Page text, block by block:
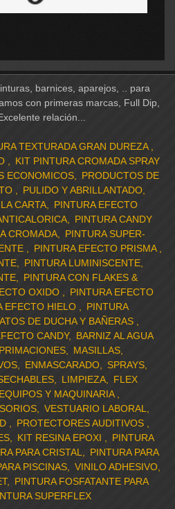
barnices, aparejos, .. para
con primeras marcas, Full Dip,
relación...
TEXTURADA GRAN DUREZA
KIT PINTURA CROMADA SPRAY
ECONOMICOS
PRODUCTOS DE
PULIDO Y ABRILLANTADO
CARTA
PINTURA EFECTO
PINTURA CANDY
CROMADA
PINTURA SUPER-
PINTURA EFECTO PRISMA
PINTURA LUMINISCENTE
PINTURA CON FLAKES &
OXIDO
PINTURA EFECTO
EFECTO HIELO
PINTURA
DE DUCHA Y BAÑERAS
CANDY
BARNIZ AL AGUA
MASILLAS
ENMASCARADO
SPRAYS
LIMPIEZA
FLEX
EQUIPOS Y MAQUINARIA
VESTUARIO LABORAL
PROTECTORES AUDITIVOS
KIT RESINA EPOXI
PINTURA
PARA CRISTAL
PINTURA PARA
PISCINAS
VINILO ADHESIVO
PINTURA FOSFATANTE PARA
SUPERFLEX